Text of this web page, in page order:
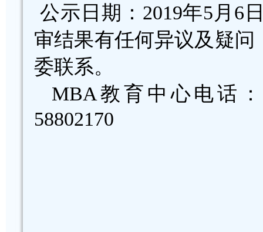
公示日期：2019年5月6
审结果有任何异议及疑
委联系。
MBA教育中心电话
58802170